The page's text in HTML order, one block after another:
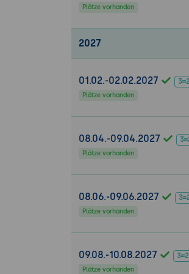
Plätze vorhanden
2027
01.02.-02.02.2027
Plätze vorhanden
08.04.-09.04.2027
Plätze vorhanden
08.06.-09.06.2027
Plätze vorhanden
09.08.-10.08.2027
Plätze vorhanden